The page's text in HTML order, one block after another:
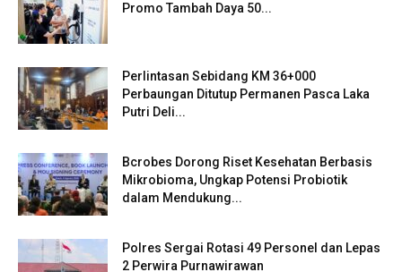
Promo Tambah Daya 50...
Perlintasan Sebidang KM 36+000
Perbaungan Ditutup Permanen Pasca Laka
Putri Deli...
Bcrobes Dorong Riset Kesehatan Berbasis
Mikrobioma, Ungkap Potensi Probiotik
dalam Mendukung...
Polres Sergai Rotasi 49 Personel dan Lepas
2 Perwira Purnawirawan